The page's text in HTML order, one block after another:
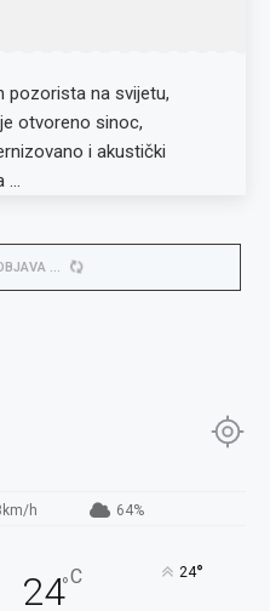
pozorista na svijetu,
otvoreno sinoc,
i akustički
…
h 64%
24°C 24°